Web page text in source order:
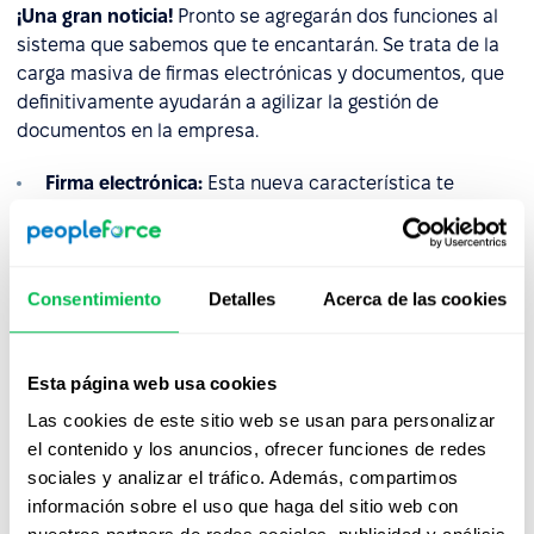
Consentimiento Detalles Acerca de las cookies
Esta página web usa cookies
Las cookies de este sitio web se usan para personalizar
el contenido y los anuncios, ofrecer funciones de redes
sociales y analizar el tráfico. Además, compartimos
información sobre el uso que haga del sitio web con
¡Una gran noticia! Pronto se agregarán dos funciones al
sistema que sabemos que te encantarán. Se trata de la
carga masiva de firmas electrónicas y documentos, que
definitivamente ayudarán a agilizar la gestión de
documentos en la empresa.
Firma electrónica: Esta nueva característica te
firma de documentos, brindando más libertad y
procesos. Carga documentos mediante carga masiva
Carga masiva de documentos:
humanos podrá cargar uno o varios documentos para
varios empleados directamente en sus carpetas. Esto
es perfecto para documentos como recibos de
nómina, contratos y cartas de oferta, donde solo